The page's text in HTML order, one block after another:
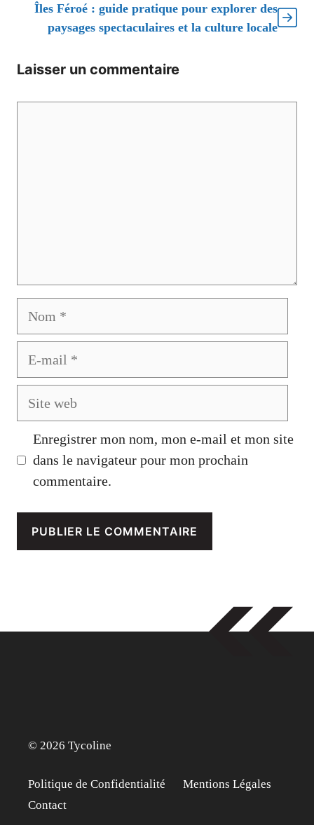
Îles Féroé : guide pratique pour explorer des
paysages spectaculaires et la culture locale
Laisser un commentaire
Enregistrer mon nom, mon e-mail et mon site
dans le navigateur pour mon prochain
commentaire.
© 2026 Tycoline
Politique de Confidentialité
Mentions Légales
Contact